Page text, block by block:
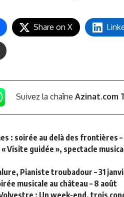
Share on X
Suivez la chaîne Azinat.com
: soirée au delà des frontières
Visite guidée », spectacle
Pianiste troubadour – 31
musicale au château – 8 août